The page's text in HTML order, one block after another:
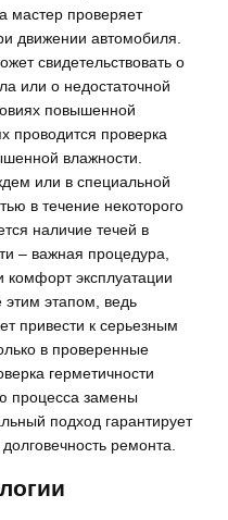
мастер проверяет
движении автомобиля.
свидетельствовать о
или о недостаточной
повышенной
проводится проверка
влажности.
или в специальной
в течение некоторого
наличие течей в
– важная процедура,
комфорт эксплуатации
этапом, ведь
привести к серьезным
в проверенные
герметичности
процесса замены
подход гарантирует
ремонта.